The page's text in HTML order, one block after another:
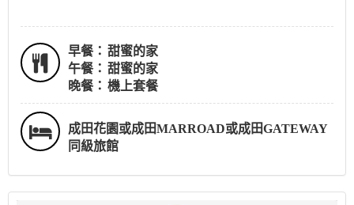
早餐： 甜蜜的家
午餐： 甜蜜的家
晚餐： 機上套餐
成田花園或成田MARROAD或成田GATEWAY
同級旅館